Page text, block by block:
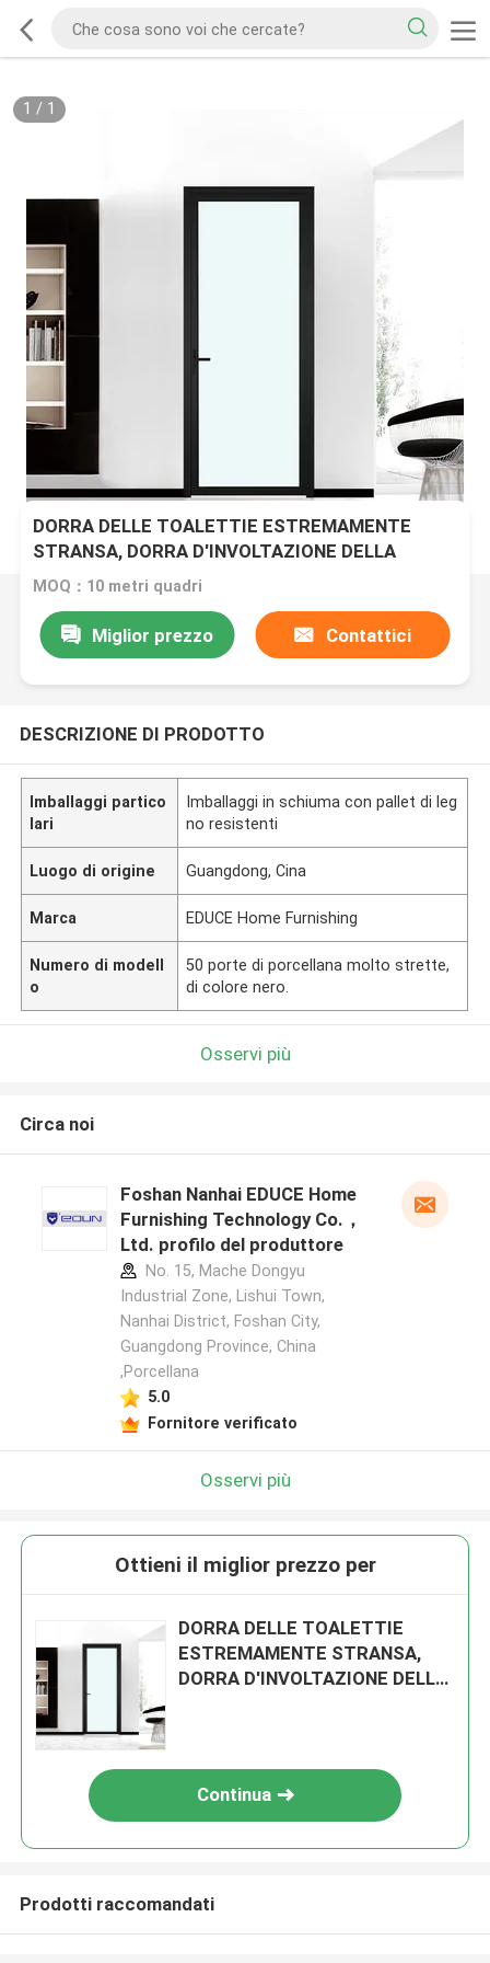
1 / 1
DORRA DELLE TOALETTIE ESTREMAMENTE
STRANSA, DORRA D'INVOLTAZIONE DELLA
CUCINA DORRA D'INVOLTAZIONE DELLA CUCINA
DORRA D'INVOLTAZIONE DELLA CUCINA DORRA
D'INVOLTAZIONE DELLA CUCINA DORRA DI
INVOLTAZIONE DELLA CUCINA DORRA di
MOQ：10 metri quadri
Miglior prezzo Contattici
DESCRIZIONE DI PRODOTTO
Imballaggi partico
lari
Imballaggi in schiuma con pallet di leg
no resistenti
Luogo di origine Guangdong, Cina
Marca EDUCE Home Furnishing
Numero di modell
o
50 porte di porcellana molto strette,
di colore nero.
Osservi più
Circa noi
Foshan Nanhai EDUCE Home
Furnishing Technology Co.，
Ltd. profilo del produttore
No. 15, Mache Dongyu
Industrial Zone, Lishui Town,
Nanhai District, Foshan City,
Guangdong Province, China
,Porcellana
5.0
Fornitore verificato
Osservi più
Ottieni il miglior prezzo per
DORRA DELLE TOALETTIE
ESTREMAMENTE STRANSA,
DORRA D'INVOLTAZIONE DELLA
D'INVOLTAZIONE DELLA CUCINA
CUCINA DORRA di
Continua
Prodotti raccomandati